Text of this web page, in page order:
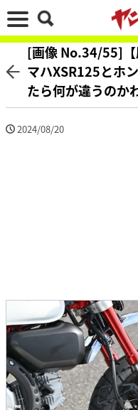
[画像 No.34/55]【
マハXSR125とホ
たら何が違うのか
2024/08/20